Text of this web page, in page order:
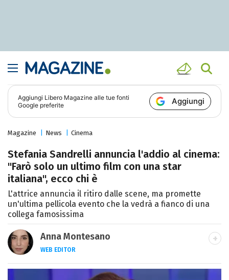
Aggiungi Libero Magazine alle tue fonti
Google preferite
Aggiungi
Magazine News Cinema
Stefania Sandrelli annuncia l'addio al cinema:
"Farò solo un ultimo film con una star
italiana", ecco chi è
L'attrice annuncia il ritiro dalle scene, ma promette
un'ultima pellicola evento che la vedrà a fianco di una
collega famosissima
Anna Montesano
WEB EDITOR
Web editor appassionata di cinema e TV,